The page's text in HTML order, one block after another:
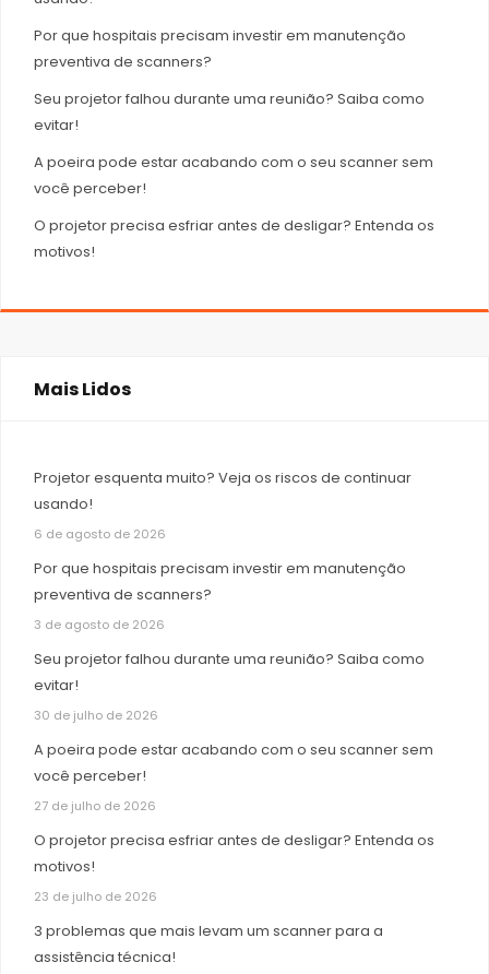
Por que hospitais precisam investir em manutenção
preventiva de scanners?
Seu projetor falhou durante uma reunião? Saiba como
evitar!
A poeira pode estar acabando com o seu scanner sem
você perceber!
O projetor precisa esfriar antes de desligar? Entenda os
motivos!
Mais Lidos
Projetor esquenta muito? Veja os riscos de continuar
usando!
6 de agosto de 2026
Por que hospitais precisam investir em manutenção
preventiva de scanners?
3 de agosto de 2026
Seu projetor falhou durante uma reunião? Saiba como
evitar!
30 de julho de 2026
A poeira pode estar acabando com o seu scanner sem
você perceber!
27 de julho de 2026
O projetor precisa esfriar antes de desligar? Entenda os
motivos!
23 de julho de 2026
3 problemas que mais levam um scanner para a
assistência técnica!